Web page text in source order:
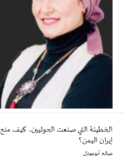
الخطيئة التي صنعت الحوثيين.. كيف
إيران اليمن؟
صالح أبوعوذل